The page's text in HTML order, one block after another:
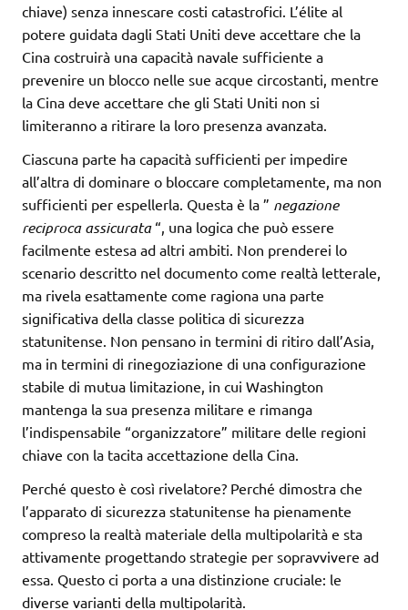
chiave) senza innescare costi catastrofici. L’élite al
potere guidata dagli Stati Uniti deve accettare che la
Cina costruirà una capacità navale sufficiente a
prevenire un blocco nelle sue acque circostanti, mentre
la Cina deve accettare che gli Stati Uniti non si
limiteranno a ritirare la loro presenza avanzata.
Ciascuna parte ha capacità sufficienti per impedire
all’altra di dominare o bloccare completamente, ma non
sufficienti per espellerla. Questa è la ” negazione
reciproca assicurata“, una logica che può essere
facilmente estesa ad altri ambiti. Non prenderei lo
scenario descritto nel documento come realtà letterale,
ma rivela esattamente come ragiona una parte
significativa della classe politica di sicurezza
statunitense. Non pensano in termini di ritiro dall’Asia,
ma in termini di rinegoziazione di una configurazione
stabile di mutua limitazione, in cui Washington
mantenga la sua presenza militare e rimanga
l’indispensabile “organizzatore” militare delle regioni
chiave con la tacita accettazione della Cina.
Perché questo è così rivelatore? Perché dimostra che
l’apparato di sicurezza statunitense ha pienamente
compreso la realtà materiale della multipolarità e sta
attivamente progettando strategie per sopravvivere ad
essa. Questo ci porta a una distinzione cruciale: le
diverse varianti della multipolarità.